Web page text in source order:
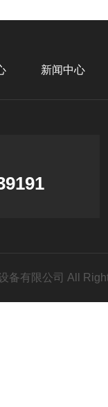
新闻中心
备有限公司 All